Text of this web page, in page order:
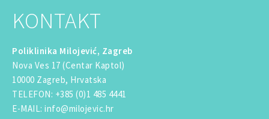
KONTAKT
Poliklinika Milojević, Zagreb
Nova Ves 17 (Centar Kaptol)
10000 Zagreb, Hrvatska
TELEFON: +385 (0)1 485 4441
E-MAIL: info@milojevic.hr